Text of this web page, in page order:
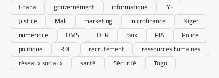
Ghana
gouvernement informatique
IYF
Justice
Mali marketing microfinance
Niger
numérique
OMS OTR paix PIA
Police
politique
RDC recrutement
ressources humaines
réseaux sociaux
santé Sécurité Togo